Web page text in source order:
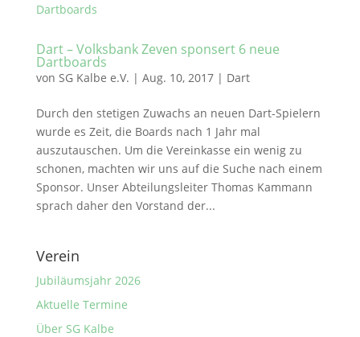
Dart – Volksbank Zeven sponsert 6 neue
Dartboards
von SG Kalbe e.V. | Aug. 10, 2017| Dart
Durch den stetigen Zuwachs an neuen Dart-Spielern
wurde es Zeit, die Boards nach 1 Jahr mal
auszutauschen. Um die Vereinkasse ein wenig zu
schonen, machten wir uns auf die Suche nach einem
Sponsor. Unser Abteilungsleiter Thomas Kammann
sprach daher den Vorstand der...
Verein
Jubiläumsjahr 2026
Aktuelle Termine
Über SG Kalbe